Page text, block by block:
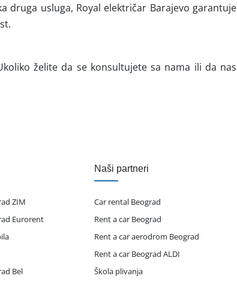
usluga, Royal električar Barajevo garantuje
želite da se konsultujete sa nama ili da nas
ZIM
Eurorent
Bel
Naši partneri
Car rental Beograd
Rent a car Beograd
Rent a car aerodrom Beograd
Rent a car Beograd ALDI
Škola plivanja